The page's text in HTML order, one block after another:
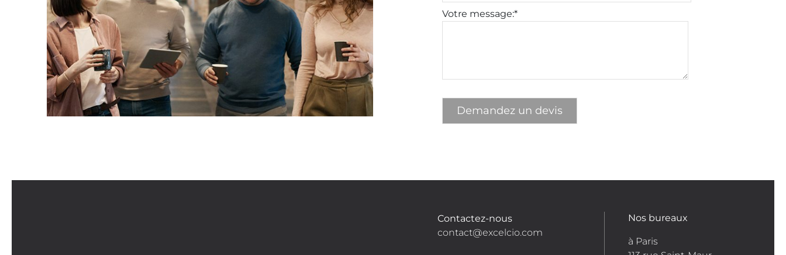
Votre message:*
Contactez-nous
contact@excelcio.com
Nos bureaux
à Paris